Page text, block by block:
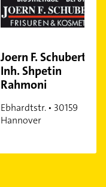
Joern F. Schubert
Inh. Shpetin
Rahmoni
Ebhardtstr. • 30159
Hannover